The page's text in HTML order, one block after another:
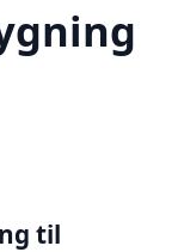
til